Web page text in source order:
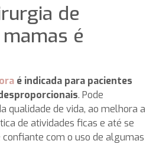
de
é
é indicada para pacientes
. Pode
qualidade de vida, ao melhora a
de atividades ficas e até se
com o uso de algumas